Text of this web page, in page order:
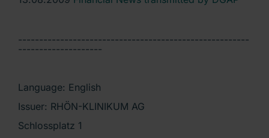
-------------------------------------------------------
--------------------
Language: English
Issuer: RHÖN-KLINIKUM AG
Schlossplatz 1